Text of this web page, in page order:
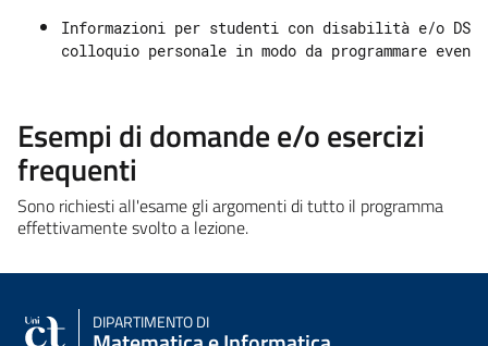
Informazioni per studenti con disabilità e/o
colloquio personale in modo da programmare
Esempi di domande e/o esercizi
frequenti
Sono richiesti all'esame gli argomenti di tutto il programma
effettivamente svolto a lezione.
DIPARTIMENTO DI